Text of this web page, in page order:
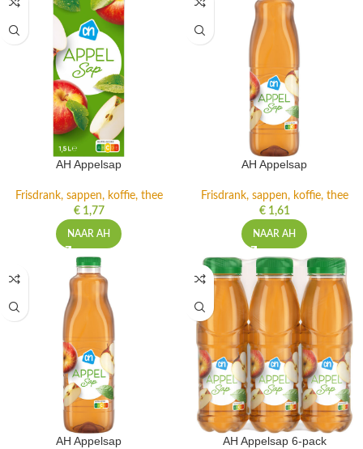
AH Appelsap
Frisdrank, sappen, koffie, thee
€1,77
NAAR AH
AH Appelsap
Frisdrank, sappen, koffie, thee
€1,61
NAAR AH
AH Appelsap AH Appelsap 6-pack